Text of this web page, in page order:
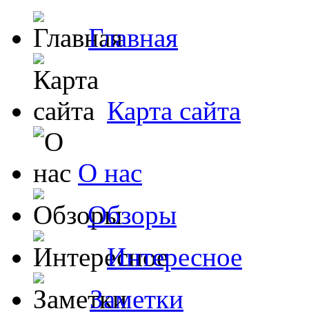
Главная
Карта сайта
О нас
Обзоры
Интересное
Заметки